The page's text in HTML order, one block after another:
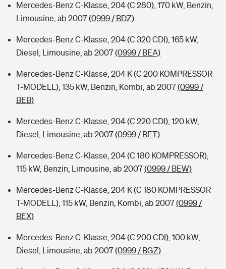
Mercedes-Benz C-Klasse, 204 (C 280), 170 kW, Benzin,
Limousine, ab 2007(0999 / BDZ)
Mercedes-Benz C-Klasse, 204 (C 320 CDI), 165 kW,
Diesel, Limousine, ab 2007(0999 / BEA)
Mercedes-Benz C-Klasse, 204 K (C 200 KOMPRESSOR
T-MODELL), 135 kW, Benzin, Kombi, ab 2007(0999 /
BEB)
Mercedes-Benz C-Klasse, 204 (C 220 CDI), 120 kW,
Diesel, Limousine, ab 2007(0999 / BET)
Mercedes-Benz C-Klasse, 204 (C 180 KOMPRESSOR),
115 kW, Benzin, Limousine, ab 2007(0999 / BEW)
Mercedes-Benz C-Klasse, 204 K (C 180 KOMPRESSOR
T-MODELL), 115 kW, Benzin, Kombi, ab 2007(0999 /
BEX)
Mercedes-Benz C-Klasse, 204 (C 200 CDI), 100 kW,
Diesel, Limousine, ab 2007(0999 / BGZ)